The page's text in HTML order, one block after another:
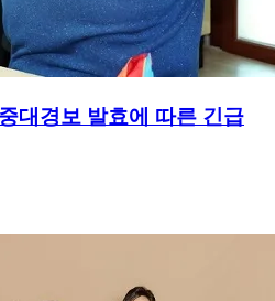
대경보 발효에 따른 긴급